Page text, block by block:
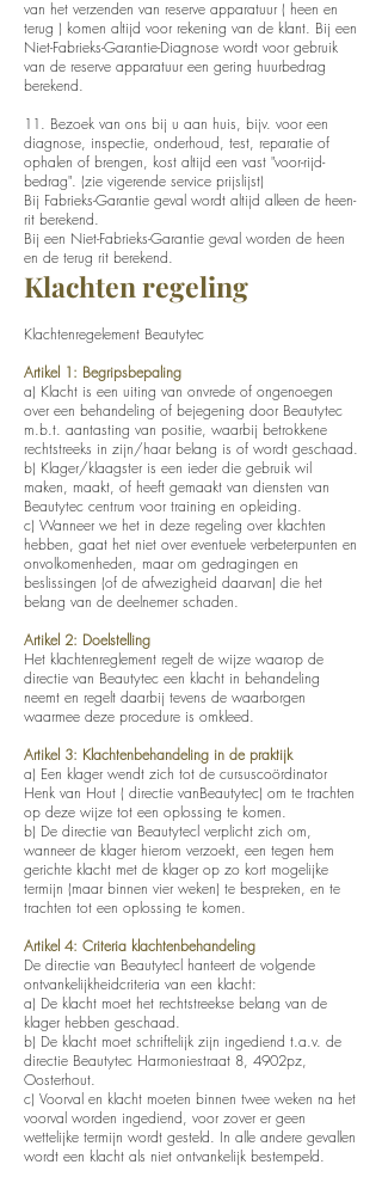
van het verzenden van reserve apparatuur ( heen en
terug ) komen altijd voor rekening van de klant. Bij een
Niet-Fabrieks-Garantie-Diagnose wordt voor gebruik
van de reserve apparatuur een gering huurbedrag
berekend.
11. Bezoek van ons bij u aan huis, bijv. voor een
diagnose, inspectie, onderhoud, test, reparatie of
ophalen of brengen, kost altijd een vast "voor-rijd-
bedrag". (zie vigerende service prijslijst)
Bij Fabrieks-Garantie geval wordt altijd alleen de heen-
rit berekend.
Bij een Niet-Fabrieks-Garantie geval worden de heen
en de terug rit berekend.
Klachten regeling
Klachtenregelement Beautytec
Artikel 1: Begripsbepaling
a) Klacht is een uiting van onvrede of ongenoegen
over een behandeling of bejegening door Beautytec
m.b.t. aantasting van positie, waarbij betrokkene
rechtstreeks in zijn/haar belang is of wordt geschaad.
b) Klager/klaagster is een ieder die gebruik wil
maken, maakt, of heeft gemaakt van diensten van
Beautytec centrum voor training en opleiding.
c) Wanneer we het in deze regeling over klachten
hebben, gaat het niet over eventuele verbeterpunten en
onvolkomenheden, maar om gedragingen en
beslissingen (of de afwezigheid daarvan) die het
belang van de deelnemer schaden.
Artikel 2: Doelstelling
Het klachtenreglement regelt de wijze waarop de
directie van Beautytec een klacht in behandeling
neemt en regelt daarbij tevens de waarborgen
waarmee deze procedure is omkleed.
Artikel 3: Klachtenbehandeling in de praktijk
a) Een klager wendt zich tot de cursuscoördinator
Henk van Hout ( directie vanBeautytec) om te trachten
op deze wijze tot een oplossing te komen.
b) De directie van Beautytecl verplicht zich om,
wanneer de klager hierom verzoekt, een tegen hem
gerichte klacht met de klager op zo kort mogelijke
termijn (maar binnen vier weken) te bespreken, en te
trachten tot een oplossing te komen.
Artikel 4: Criteria klachtenbehandeling
De directie van Beautytecl hanteert de volgende
ontvankelijkheidcriteria van een klacht:
a) De klacht moet het rechtstreekse belang van de
klager hebben geschaad.
b) De klacht moet schriftelijk zijn ingediend t.a.v. de
directie Beautytec Harmoniestraat 8, 4902pz,
Oosterhout.
c) Voorval en klacht moeten binnen twee weken na het
voorval worden ingediend, voor zover er geen
wettelijke termijn wordt gesteld. In alle andere gevallen
wordt een klacht als niet ontvankelijk bestempeld.